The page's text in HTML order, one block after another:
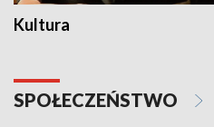
Kultura
SPOŁECZEŃSTWO